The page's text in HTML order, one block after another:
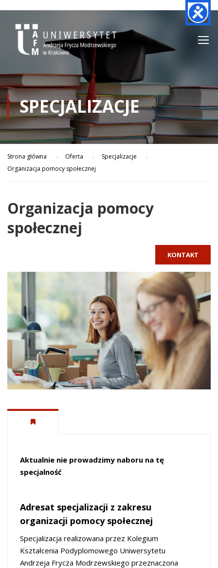
SPECJALIZACJE
Strona główna Oferta
Specjalizacje
Organizacja pomocy społecznej
Organizacja pomocy
społecznej
KONTAKT
Aktualnie nie prowadzimy naboru na tę
specjalność
Adresat specjalizacji z zakresu
organizacji pomocy społecznej
Specjalizacja realizowana przez Kolegium
Kształcenia Podyplomowego Uniwersytetu
Andrzeja Frycza Modrzewskiego przeznaczona